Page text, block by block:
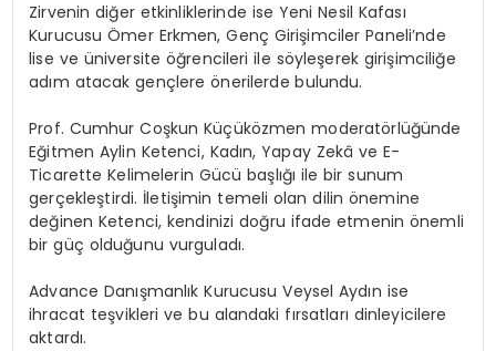
Zirvenin diğer etkinliklerinde ise Yeni Nesil Kafası
Kurucusu Ömer Erkmen, Genç Girişimciler Paneli’nde
lise ve üniversite öğrencileri ile söyleşerek girişimciliğe
adım atacak gençlere önerilerde bulundu.
Prof. Cumhur Coşkun Küçüközmen moderatörlüğünde
Eğitmen Aylin Ketenci, Kadın, Yapay Zekâ ve E-
Ticarette Kelimelerin Gücü başlığı ile bir sunum
gerçekleştirdi. İletişimin temeli olan dilin önemine
değinen Ketenci, kendinizi doğru ifade etmenin önemli
bir güç olduğunu vurguladı.
Advance Danışmanlık Kurucusu Veysel Aydın ise
ihracat teşvikleri ve bu alandaki fırsatları dinleyicilere
aktardı.